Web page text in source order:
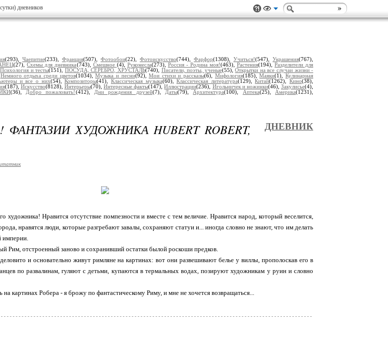
дневников
(293), Чаепитие(233), Франция(507), Фотообои(22), Фотоискусство(744), Фарфор(1308), Учиться!(547), Украшения(767),
(27),Схемы для дневника(743), Смешное (4), Рукомесла(273), Россия - Родина моя!(463), Растения(194),Разделители для
Психология и тесты(151), ПОСУДА, СЕРЕБРО, ХРУСТАЛЬ(740), Писатели, поэты, ученые(55),Открытки на все случаи жизни -
Немного отдыха среди цветов(1034),Музыка и песни(92),Мои стихи и рассказы(6), Мифология(185),Маяки(1),Кулинарная
и все о них(54),Композиторы(41), Классическая музыка(60),Классическая литература(129),Китай(1262),Кино(38),
(187), Искусство(8128), Интерьеры(70),Интересные факты(147),Иллюстрации(236), Игольничек и ножинки(46),Закулисье(4),
(36), Добро пожаловать!(412), Дни рождения друзей(7), Даты(79), Архитектура(100), Аптека(25), Америка(1231),
ХУДОЖНИКА HUBERT ROBERT,
ДНЕВНИК
художника! Нравится отсутствие помпезности и вместе с тем величие. Нравится народ, который веселится,
нравятся люди, которые разгребают завалы, сохраняют статуи и... иногда словно не знают, что им делать
империи.
Рим, отстроенный заново и сохранивший остатки былой роскоши предков.
и основательно живут римляне на картинах: вот они развешивают белье у виллы, прополоскав его в
по развалинам, гуляют с детьми, купаются в термальных водах, позируют художникам у руин и словно
на картинах Робера - я брожу по фантастическому Риму, и мне не хочется возвращаться...